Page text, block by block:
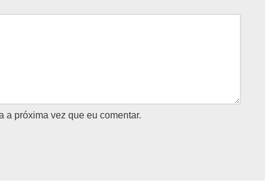
a próxima vez que eu comentar.